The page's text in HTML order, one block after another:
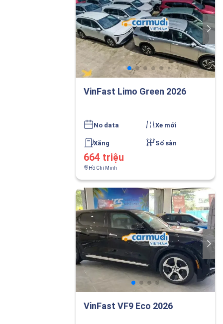
VinFast Limo Green 2026
No data Xe mới
Xăng Số sàn
664 triệu
Hồ Chí Minh
VinFast VF9 Eco 2026